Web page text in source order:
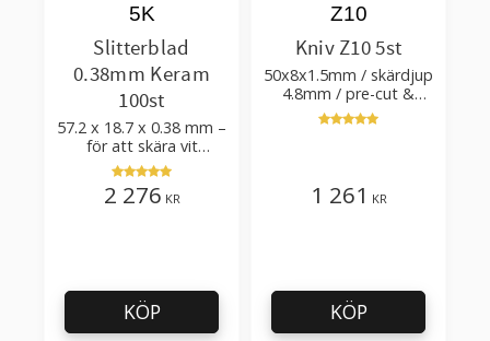
Slitterblad
0.38mm Keram
100st
57.2 x 18.7 x 0.38 mm –
för att skära vit
plastfilm med tillsatser
5K
2 276 KR
KÖP
Kniv Z10 5st
50x8x1.5mm / skärdjup
4.8mm / pre-cut &
post-cut 0.84xTm /
skärvinkel 50°
Z10
1 261 KR
KÖP